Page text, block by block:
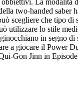
La modalità
two-handed saber
scegliere che tipo di
utilizzare lo stile
in segno
a giocare il Power
Gon Jinn in